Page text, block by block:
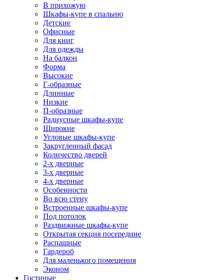
В прихожую
Шкафы-купе в спальню
Детские
Офисные
Для книг
Для одежды
На балкон
Форма
Высокие
Г-образные
Длинные
Низкие
П-образные
Радиусные шкафы-купе
Широкие
Угловые шкафы-купе
Закругленный фасад
Количество дверей
2-х дверные
3-х дверные
4-х дверные
Особенности
Во всю стену
Встроенные шкафы-купе
Под потолок
Раздвижные шкафы-купе
Открытая секция посередине
Распашные
Гардероб
Для маленького помещения
Эконом
Гостиные